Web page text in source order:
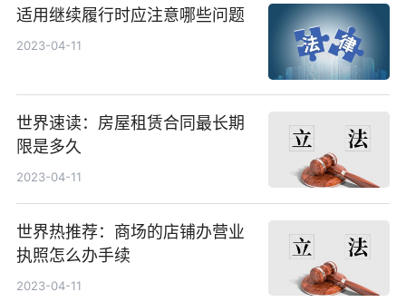
适用继续履行时应注意哪些问题
2023-04-11
世界速读：房屋租赁合同最长期
限是多久
2023-04-11
世界热推荐：商场的店铺办营业
执照怎么办手续
2023-04-11